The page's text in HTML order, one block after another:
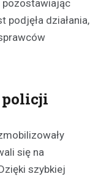
pozostawiając
działania,
policji
się na
szybkiej